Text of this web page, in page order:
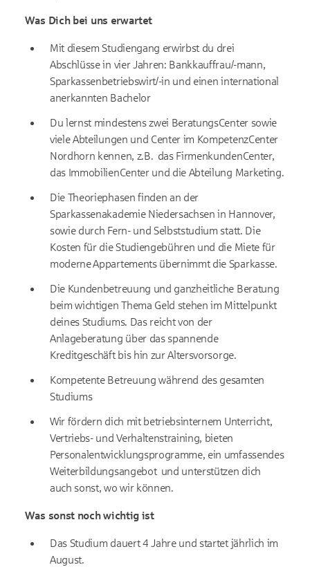
Was Dich bei uns erwartet
Mit diesem Studiengang erwirbst du drei
Abschlüsse in vier Jahren: Bankkauffrau/-mann,
Sparkassenbetriebswirt/-in und einen international
anerkannten Bachelor
Du lernst mindestens zwei BeratungsCenter sowie
viele Abteilungen und Center im KompetenzCenter
Nordhorn kennen, z.B. das FirmenkundenCenter,
das ImmobilienCenter und die Abteilung Marketing.
Die Theoriephasen finden an der
Sparkassenakademie Niedersachsen in Hannover,
sowie durch Fern- und Selbststudium statt. Die
Kosten für die Studiengebühren und die Miete für
moderne Appartements übernimmt die Sparkasse.
Die Kundenbetreuung und ganzheitliche Beratung
beim wichtigen Thema Geld stehen im Mittelpunkt
deines Studiums. Das reicht von der
Anlageberatung über das spannende
Kreditgeschäft bis hin zur Altersvorsorge.
Kompetente Betreuung während des gesamten
Studiums
Wir fördern dich mit betriebsinternem Unterricht,
Vertriebs- und Verhaltenstraining, bieten
Personalentwicklungsprogramme, ein umfassendes
Weiterbildungsangebot und unterstützen dich
auch sonst, wo wir können.
Was sonst noch wichtig ist
Das Studium dauert 4 Jahre und startet jährlich im
August.